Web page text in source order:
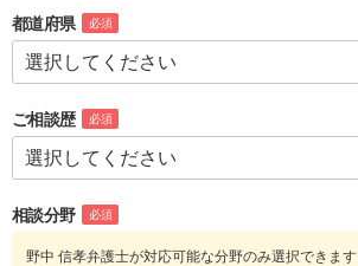
都道府県 必須
ご相談歴 必須
相談分野 必須
野中 信孝弁護士が対応可能な分野のみ選択できます